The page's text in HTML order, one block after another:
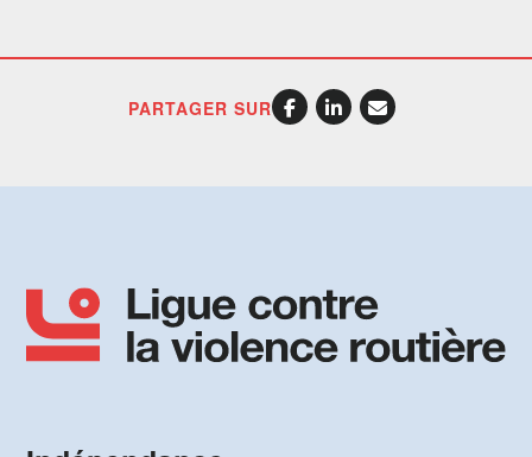
PARTAGER SUR